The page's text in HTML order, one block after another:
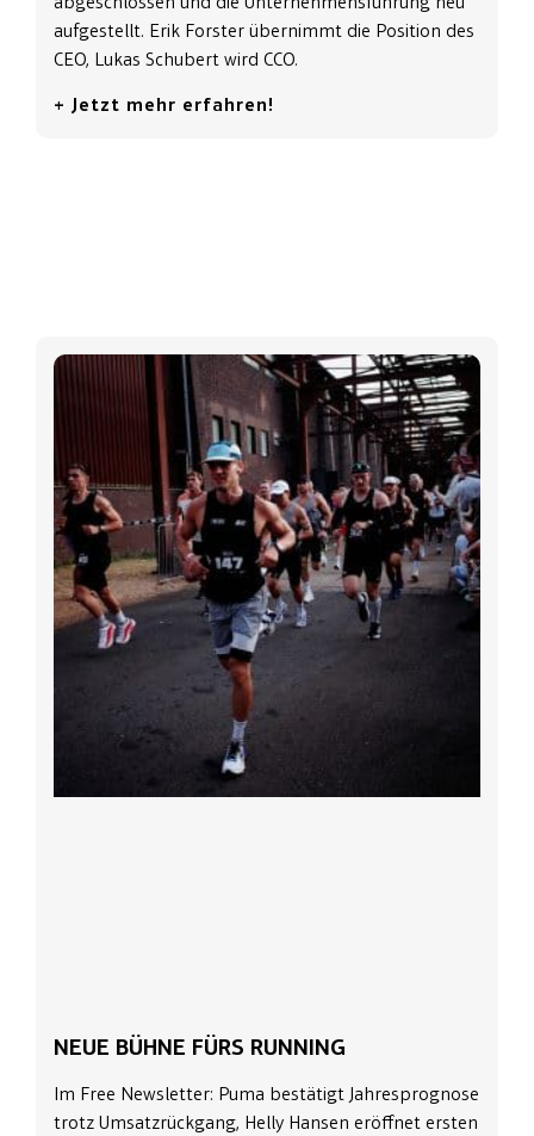
aufgestellt. Erik Forster übernimmt die Position des
CEO, Lukas Schubert wird CCO.
+ Jetzt mehr erfahren!
NEUE BÜHNE FÜRS RUNNING
Im Free Newsletter: Puma bestätigt Jahresprognose
trotz Umsatzrückgang, Helly Hansen eröffnet ersten